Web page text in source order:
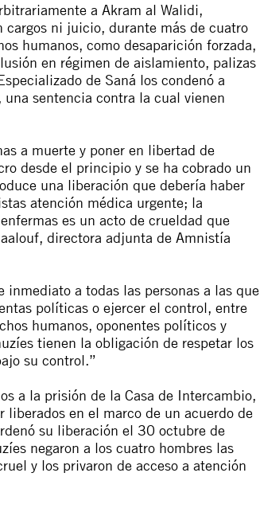
a Akram al Walidi,
ni juicio, durante más de cuatro
humanos, como desaparición forzada,
en régimen de aislamiento, palizas
de Saná los condenó a
sentencia contra la cual vienen
a muerte y poner en libertad de
desde el principio y se ha cobrado un
una liberación que debería haber
atención médica urgente; la
es un acto de crueldad que
directora adjunta de Amnistía
a todas las personas a las que
políticas o ejercer el control, entre
humanos, oponentes políticos y
tienen la obligación de respetar los
su control.”
a la prisión de la Casa de Intercambio,
liberados en el marco de un acuerdo de
su liberación el 30 octubre de
negaron a los cuatro hombres las
y los privaron de acceso a atención